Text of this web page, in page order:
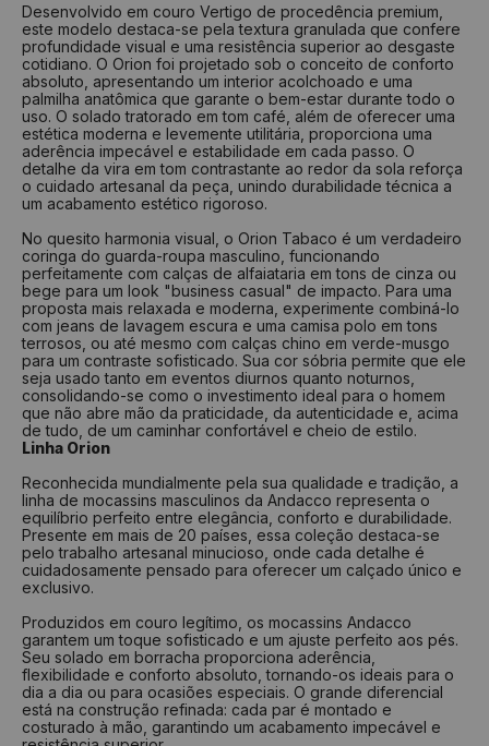
40
26,7 cm 44 29,4 cm
Como medir?
Centralize seu pé em uma folha de papel
Faça um risco a partir do seu calcanhar
Repita o risco na frente do dedão
Tire a medida do comprimento das linhas
Verifique na tabela qual a numeração indicada
Desenvolvido em couro Vertigo de procedência premium,
este modelo destaca-se pela textura granulada que confere
profundidade visual e uma resistência superior ao desgaste
cotidiano. O Orion foi projetado sob o conceito de conforto
absoluto, apresentando um interior acolchoado e uma
palmilha anatômica que garante o bem-estar durante todo o
uso. O solado tratorado em tom café, além de oferecer uma
estética moderna e levemente utilitária, proporciona uma
aderência impecável e estabilidade em cada passo. O
detalhe da vira em tom contrastante ao redor da sola reforça
o cuidado artesanal da peça, unindo durabilidade técnica a
um acabamento estético rigoroso.
No quesito harmonia visual, o Orion Tabaco é um verdadeiro
coringa do guarda-roupa masculino, funcionando
perfeitamente com calças de alfaiataria em tons de cinza ou
bege para um look "business casual" de impacto. Para uma
proposta mais relaxada e moderna, experimente combiná-lo
com jeans de lavagem escura e uma camisa polo em tons
terrosos, ou até mesmo com calças chino em verde-musgo
para um contraste sofisticado. Sua cor sóbria permite que ele
seja usado tanto em eventos diurnos quanto noturnos,
consolidando-se como o investimento ideal para o homem
que não abre mão da praticidade, da autenticidade e, acima
de tudo, de um caminhar confortável e cheio de estilo.
Linha Orion
Reconhecida mundialmente pela sua qualidade e tradição, a
linha de mocassins masculinos da Andacco representa o
equilíbrio perfeito entre elegância, conforto e durabilidade.
Presente em mais de 20 países, essa coleção destaca-se
pelo trabalho artesanal minucioso, onde cada detalhe é
cuidadosamente pensado para oferecer um calçado único e
exclusivo.
Produzidos em couro legítimo, os mocassins Andacco
garantem um toque sofisticado e um ajuste perfeito aos pés.
Seu solado em borracha proporciona aderência,
flexibilidade e conforto absoluto, tornando-os ideais para o
dia a dia ou para ocasiões especiais. O grande diferencial
está na construção refinada: cada par é montado e
costurado à mão, garantindo um acabamento impecável e